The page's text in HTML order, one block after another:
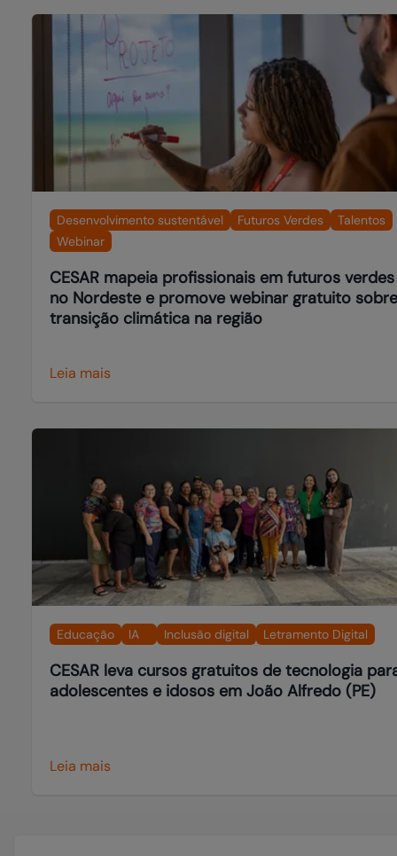
Desenvolvimento sustentável Futuros Verdes
Talentos
Webinar
CESAR mapeia profissionais em futuros verdes
no Nordeste e promove webinar gratuito sobre
transição climática na região
Leia mais
Educação IA Inclusão digital Letramento Digital
CESAR leva cursos gratuitos de tecnologia
adolescentes e idosos em João Alfredo (PE)
Leia mais